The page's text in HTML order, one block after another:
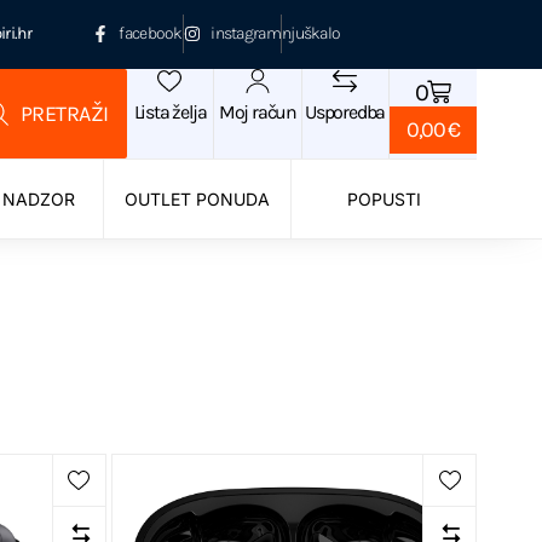
facebook instagramnjuškalo
Lista želja Moj račun Usporedba
0,00€
0
OUTLET PONUDA POPUSTI